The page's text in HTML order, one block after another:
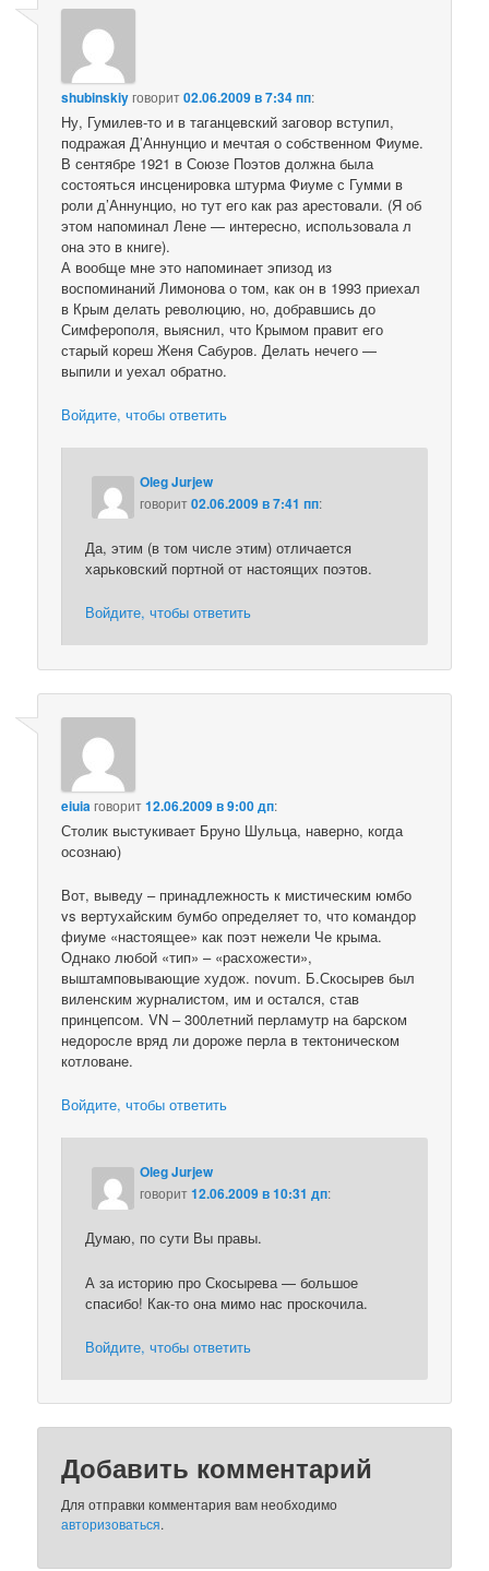
shubinskiyговорит02.06.2009 в 7:34 пп:
Ну, Гумилев-то и в таганцевский заговор вступил,
подражая Д’Аннунцио и мечтая о собственном Фиуме.
В сентябре 1921 в Союзе Поэтов должна была
состояться инсценировка штурма Фиуме с Гумми в
роли д’Аннунцио, но тут его как раз арестовали. (Я об
этом напоминал Лене — интересно, использовала л
она это в книге).
А вообще мне это напоминает эпизод из
воспоминаний Лимонова о том, как он в 1993 приехал
в Крым делать революцию, но, добравшись до
Симферополя, выяснил, что Крымом правит его
старый кореш Женя Сабуров. Делать нечего —
выпили и уехал обратно.
Войдите, чтобы ответить
Oleg Jurjew
говорит02.06.2009 в 7:41 пп:
Да, этим (в том числе этим) отличается
харьковский портной от настоящих поэтов.
Войдите, чтобы ответить
eiuiaговорит12.06.2009 в 9:00 дп:
Столик выстукивает Бруно Шульца, наверно, когда
осознаю)
Вот, выведу – принадлежность к мистическим юмбо
vs вертухайским бумбо определяет то, что командор
фиуме «настоящее» как поэт нежели Че крыма.
Однако любой «тип» – «расхожести»,
выштамповывающие худож. novum. Б.Скосырев был
виленским журналистом, им и остался, став
принцепсом. VN – 300летний перламутр на барском
недоросле вряд ли дороже перла в тектоническом
котловане.
Войдите, чтобы ответить
Oleg Jurjew
говорит12.06.2009 в 10:31 дп:
Думаю, по сути Вы правы.
А за историю про Скосырева — большое
спасибо! Как-то она мимо нас проскочила.
Войдите, чтобы ответить
Добавить комментарий
Для отправки комментария вам необходимо
авторизоваться.